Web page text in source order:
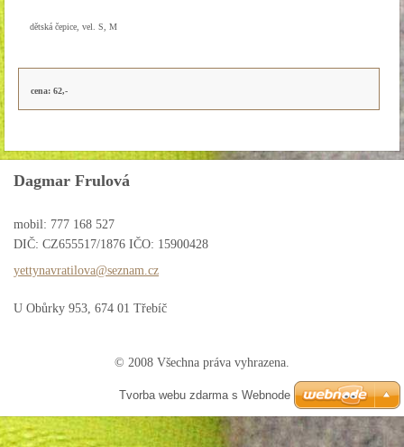
dětská čepice, vel. S, M
cena: 62,-
Dagmar Frulová
mobil: 777 168 527
DIČ: CZ655517/1876 IČO: 15900428
yettynavratilova@seznam. cz
U Obůrky 953, 674 01 Třebíč
© 2008 Všechna práva vyhrazena.
Tvorba webu zdarma s Webnode